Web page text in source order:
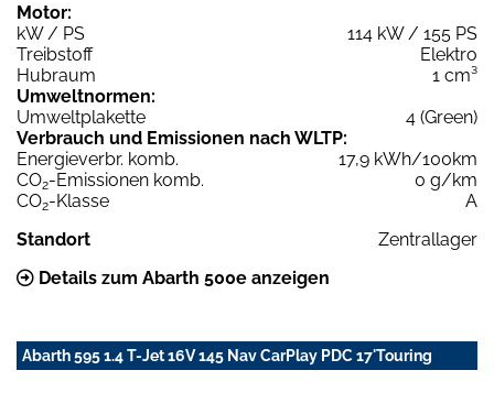
Motor:
kW / PS
114 kW / 155 PS
Treibstoff
Elektro
Hubraum
1 cm³
Umweltnormen:
Umweltplakette
4 (Green)
Verbrauch und Emissionen nach WLTP:
Energieverbr. komb.
17,9 kWh/100km
CO2-Emissionen komb.
0 g/km
CO2-Klasse
A
Standort
Zentrallager
Details zum Abarth 500e anzeigen
Abarth 595 1.4 T-Jet 16V 145 Nav CarPlay PDC 17'Touring